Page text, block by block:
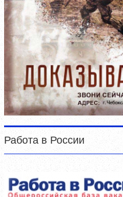
Работа в России